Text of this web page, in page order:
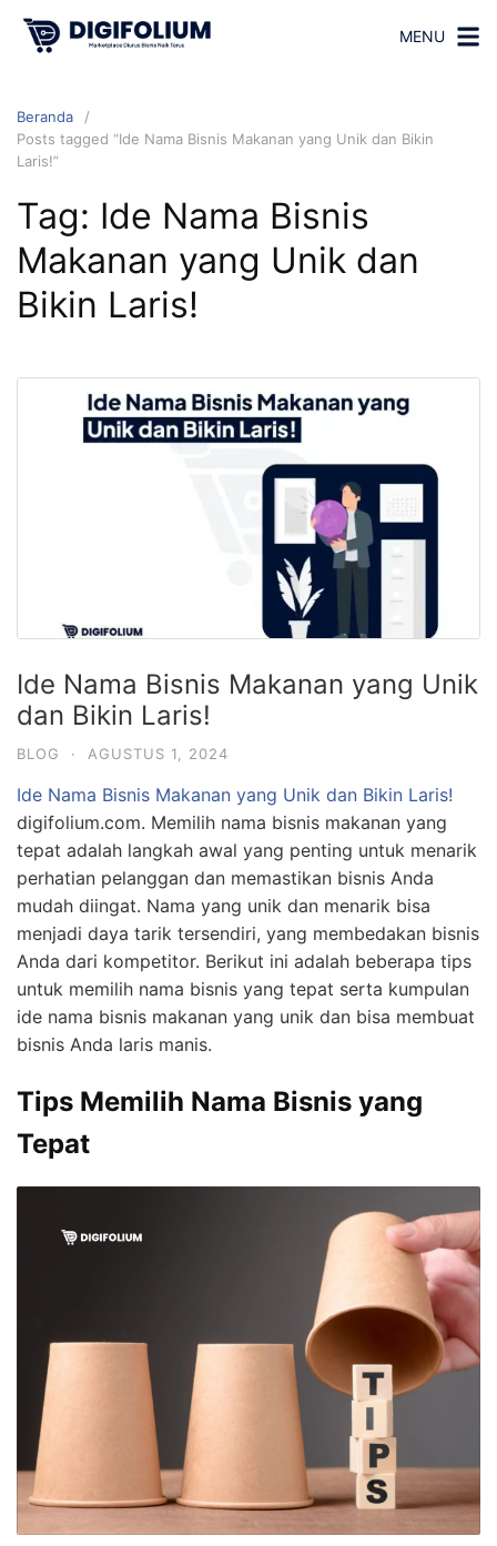
MENU
Beranda
Posts tagged “Ide Nama Bisnis Makanan yang Unik dan Bikin
Laris!”
Tag: Ide Nama Bisnis
Makanan yang Unik dan
Bikin Laris!
Ide Nama Bisnis Makanan yang Unik
dan Bikin Laris!
BLOG · AGUSTUS 1, 2024
Ide Nama Bisnis Makanan yang Unik dan Bikin Laris!
digifolium.com. Memilih nama bisnis makanan yang
tepat adalah langkah awal yang penting untuk menarik
perhatian pelanggan dan memastikan bisnis Anda
mudah diingat. Nama yang unik dan menarik bisa
menjadi daya tarik tersendiri, yang membedakan bisnis
Anda dari kompetitor. Berikut ini adalah beberapa tips
untuk memilih nama bisnis yang tepat serta kumpulan
ide nama bisnis makanan yang unik dan bisa membuat
bisnis Anda laris manis.
Tips Memilih Nama Bisnis yang
Tepat